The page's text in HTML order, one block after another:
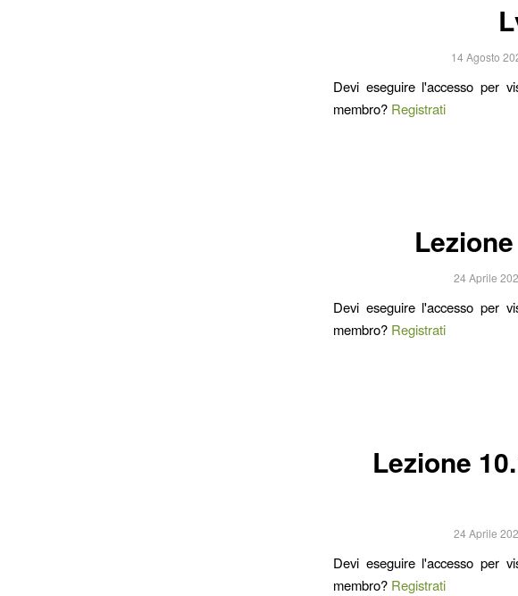
14 Agosto
Devi eseguire l'accesso per
membro? Registrati
24 Aprile
Devi eseguire l'accesso per
membro? Registrati
Lezione
24 Aprile
Devi eseguire l'accesso per
membro? Registrati